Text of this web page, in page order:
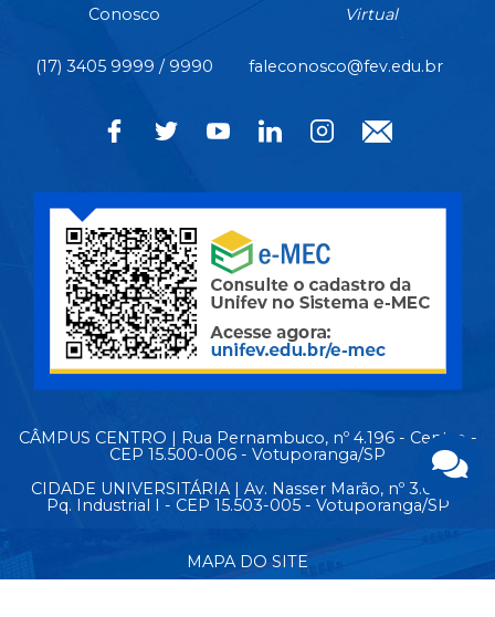
Conosco
Virtual
(17) 3405 9999 / 9990 faleconosco@fev.edu.br
CÂMPUS CENTRO | Rua Pernambuco, nº 4.196 - Centro -
CEP 15.500-006 - Votuporanga/SP
CIDADE UNIVERSITÁRIA | Av. Nasser Marão, nº 3.069 -
Pq. Industrial I - CEP 15.503-005 - Votuporanga/SP
MAPA DO SITE